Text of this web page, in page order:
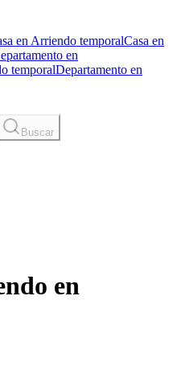
en Arriendo temporalCasa en
en
temporalDepartamento en
Buscar
en